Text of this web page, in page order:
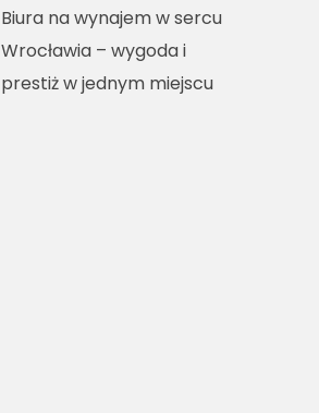
Biura na wynajem w sercu
Wrocławia – wygoda i
prestiż w jednym miejscu